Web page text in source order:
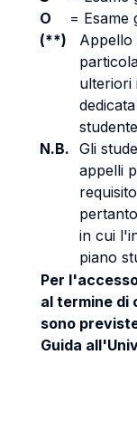
O
= Esame
(**)
Appello
ulteriori
N.B. Gli
appelli
in cui
piano
Per
al termine di
sono
Guida